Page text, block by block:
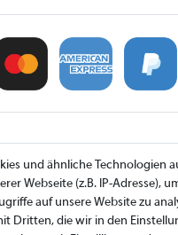
und ähnliche Technologien
Webseite (z.B. IP-Adresse),
auf unsere Website zu
Dritten, die wir in den